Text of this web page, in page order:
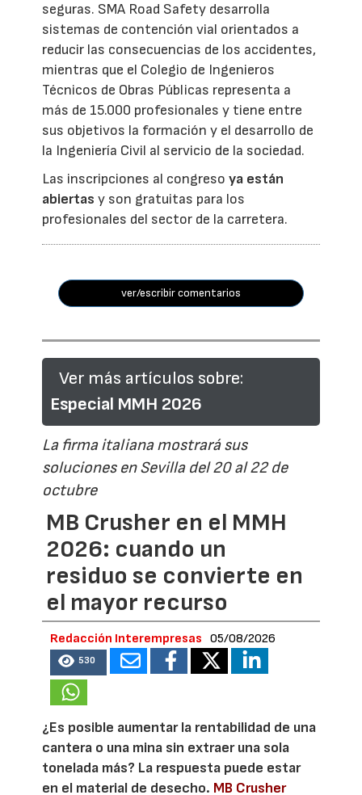
seguras. SMA Road Safety desarrolla
sistemas de contención vial orientados a
reducir las consecuencias de los accidentes,
mientras que el Colegio de Ingenieros
Técnicos de Obras Públicas representa a
más de 15.000 profesionales y tiene entre
sus objetivos la formación y el desarrollo de
la Ingeniería Civil al servicio de la sociedad.
Las inscripciones al congresoya están
abiertas y son gratuitas para los
profesionales del sector de la carretera.
ver/escribir comentarios
Ver más artículos sobre:
Especial MMH 2026
La firma italiana mostrará sus
soluciones en Sevilla del 20 al 22 de
octubre
MB Crusher en el MMH
2026: cuando un
residuo se convierte en
el mayor recurso
Redacción Interempresas 05/08/2026
530
¿Es posible aumentar la rentabilidad de una
cantera o una mina sin extraer una sola
tonelada más? La respuesta puede estar
en el material de desecho. MB Crusher